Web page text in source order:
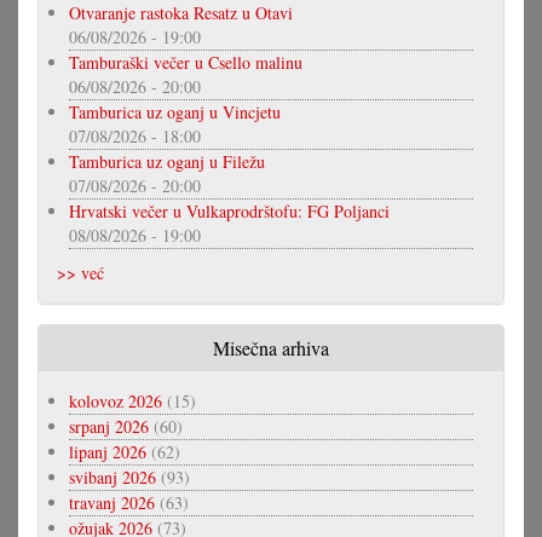
Otvaranje rastoka Resatz u Otavi
06/08/2026 - 19:00
Tamburaški večer u Csello malinu
06/08/2026 - 20:00
Tamburica uz oganj u Vincjetu
07/08/2026 - 18:00
Tamburica uz oganj u Filežu
07/08/2026 - 20:00
Hrvatski večer u Vulkaprodrštofu: FG Poljanci
08/08/2026 - 19:00
>> već
Misečna arhiva
kolovoz 2026 (15)
srpanj 2026 (60)
lipanj 2026 (62)
svibanj 2026 (93)
travanj 2026 (63)
ožujak 2026 (73)